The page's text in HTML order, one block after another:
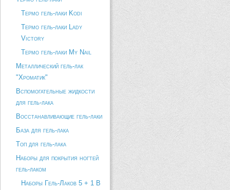
Термо гель-лаки Kodi
Термо гель-лаки Lady
Victory
Термо гель-лаки My Nail
Металлический гель-лак
"Хроматик"
Вспомогательные жидкости
для гель-лака
Восстанавливающие гель-лаки
База для гель-лака
Топ для гель-лака
Наборы для покрытия ногтей
гель-лаком
Наборы Гель-Лаков 5 + 1 В